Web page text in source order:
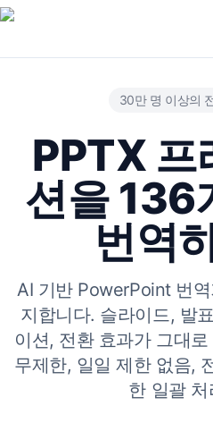
30만 명 이상의
PPTX 프
션을 136
번역
AI 기반 PowerPoint 번
지합니다. 슬라이드, 발
이션, 전환 효과가 그대
무제한, 일일 제한 없음,
한 일괄 처